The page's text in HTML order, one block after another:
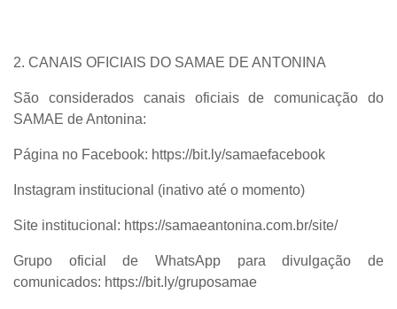
2. CANAIS OFICIAIS DO SAMAE DE ANTONINA
São considerados canais oficiais de comunicação do
SAMAE de Antonina:
Página no Facebook: https://bit.ly/samaefacebook
Instagram institucional (inativo até o momento)
Site institucional: https://samaeantonina.com.br/site/
Grupo oficial de WhatsApp para divulgação de
comunicados: https://bit.ly/gruposamae